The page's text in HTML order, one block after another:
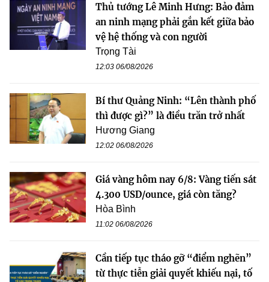
Thủ tướng Lê Minh Hưng: Bảo đảm
an ninh mạng phải gắn kết giữa bảo
vệ hệ thống và con người
Trọng Tài
12:03 06/08/2026
Bí thư Quảng Ninh: “Lên thành phố
thì được gì?” là điều trăn trở nhất
Hương Giang
12:02 06/08/2026
Giá vàng hôm nay 6/8: Vàng tiến sát
4.300 USD/ounce, giá còn tăng?
Hòa Bình
11:02 06/08/2026
Cần tiếp tục tháo gỡ “điểm nghẽn”
từ thực tiễn giải quyết khiếu nại, tố